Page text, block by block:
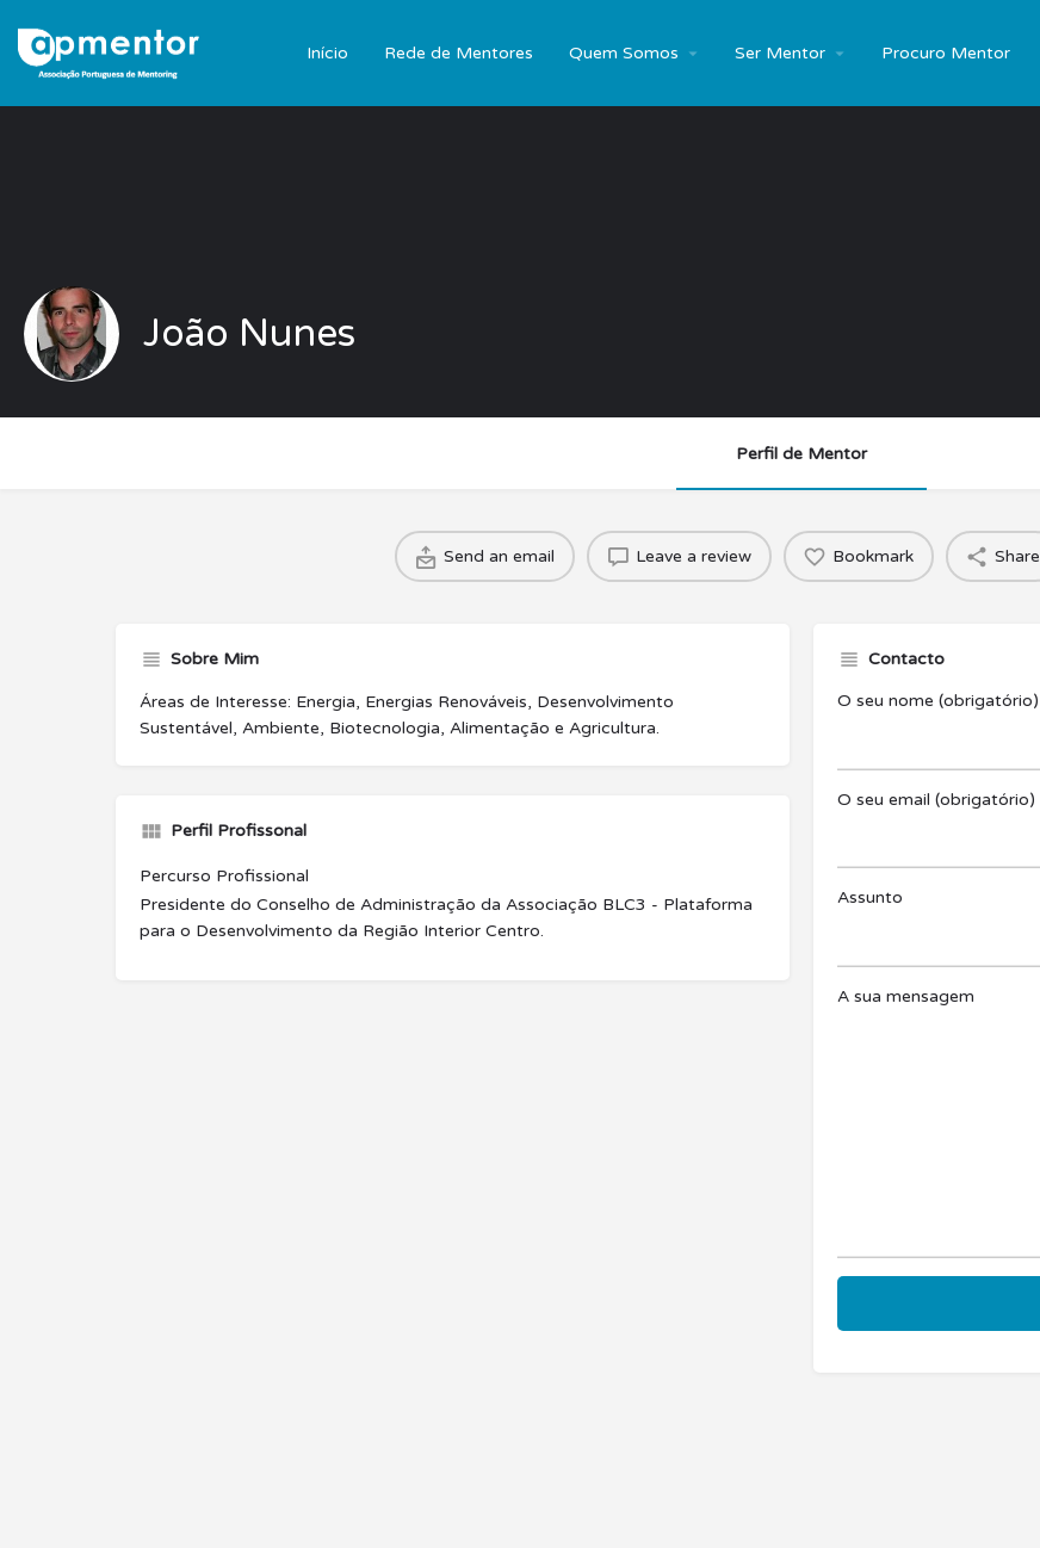
Início Rede de Mentores Quem Somos Ser Mentor Procuro Mentor
João Nunes
Perfil de Mentor
Send an email Leave a review Bookmark Share
Sobre Mim
Áreas de Interesse: Energia, Energias Renováveis, Desenvolvimento
Sustentável, Ambiente, Biotecnologia, Alimentação e Agricultura.
Contacto
O seu nome (obrigatório)
O seu email (obrigatório)
Assunto
A sua mensagem
Perfil Profissonal
Percurso Profissional
Presidente do Conselho de Administração da Associação BLC3 - Plataforma
para o Desenvolvimento da Região Interior Centro.